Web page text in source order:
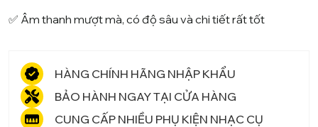
✅ Âm thanh mượt mà, có độ sâu và chi tiết rất tốt
HÀNG CHÍNH HÃNG NHẬP KHẨU
BẢO HÀNH NGAY TẠI CỬA HÀNG
CUNG CẤP NHIỀU PHỤ KIỆN NHẠC CỤ